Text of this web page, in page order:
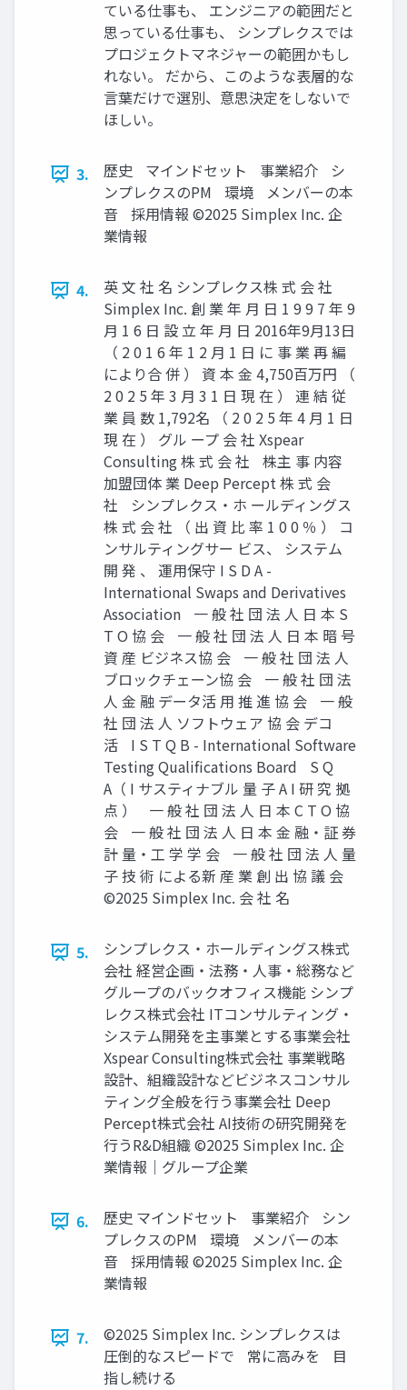
ている仕事も、 エンジニアの範囲だと
思っている仕事も、 シンプレクスでは
プロジェクトマネジャーの範囲かもし
れない。 だから、このような表層的な
言葉だけで選別、意思決定をしないで
ほしい。
3.
歴史 マインドセット 事業紹介 シ
ンプレクスのPM 環境 メンバーの本
音 採用情報 ©2025 Simplex Inc. 企
業情報
4.
英 文 社 名 シンプレクス株 式 会 社
Simplex Inc. 創 業 年 月 日 1 9 9 7 年 9
月 1 6 日 設 立 年 月 日 2016年9月13日
（ 2 0 1 6 年 1 2 月 1 日 に 事 業 再 編
により合 併 ） 資 本 金 4,750百万円 （
2 0 2 5 年 3 月 3 1 日 現 在 ） 連 結 従
業 員 数 1,792名 （ 2 0 2 5 年 4 月 1 日
現 在 ） グル ープ 会 社 Xspear
Consulting 株 式 会 社 株主 事 内容
加盟団体 業 Deep Percept 株 式 会
社 シンプレクス・ホ ールディングス
株 式 会 社 （ 出 資 比 率 1 0 0 ％ ） コ
ンサルティングサー ビス、 システム
開 発 、 運用保守 I S D A -
International Swaps and Derivatives
Association 一 般 社 団 法 人 日 本 S
T O 協 会 一 般 社 団 法 人 日 本 暗 号
資 産 ビジネス協 会 一 般 社 団 法 人
ブロックチェーン協 会 一 般 社 団 法
人 金 融 データ活 用 推 進 協 会 一 般
社 団 法 人 ソフトウェア 協 会 デコ
活 I S T Q B - International Software
Testing Qualifications Board S Q
A（ I サスティナブル 量 子 A I 研 究 拠
点 ） 一 般 社 団 法 人 日 本 C T O 協
会 一 般 社 団 法 人 日 本 金 融・証 券
計 量・工 学 学 会 一 般 社 団 法 人 量
子 技 術 による新 産 業 創 出 協 議 会
©2025 Simplex Inc. 会 社 名
5.
シンプレクス・ホールディングス株式
会社 経営企画・法務・人事・総務など
グループのバックオフィス機能 シンプ
レクス株式会社 ITコンサルティング・
システム開発を主事業とする事業会社
Xspear Consulting株式会社 事業戦略
設計、組織設計などビジネスコンサル
ティング全般を行う事業会社 Deep
Percept株式会社 AI技術の研究開発を
行うR&D組織 ©2025 Simplex Inc. 企
業情報｜グループ企業
6.
歴史 マインドセット 事業紹介 シン
プレクスのPM 環境 メンバーの本
音 採用情報 ©2025 Simplex Inc. 企
業情報
7.
©2025 Simplex Inc. シンプレクスは
圧倒的なスピードで 常に高みを 目
指し続ける